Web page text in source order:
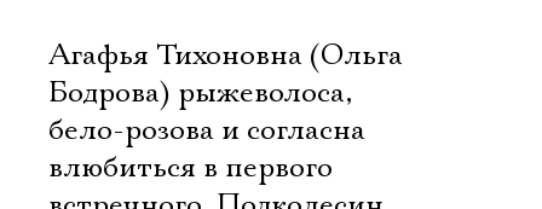
Агафья Тихоновна (Ольга
Бодрова) рыжеволоса,
бело-розова и согласна
влюбиться в первого